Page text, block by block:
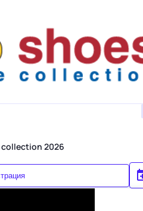
collection 2026